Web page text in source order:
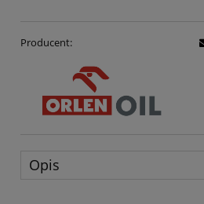
Producent:
Opis